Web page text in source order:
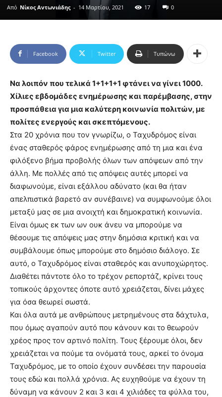
Από Νίκος Αντωνιάδης - 14 Μαρτίου, 2021 17 0
Facebook Twitter Τυπώνω
Να λοιπόν που τελικά 1+1+1+1 φτάνει να γίνει 1000.
Χίλιες εβδομάδες ενημέρωσης και παρέμβασης, στην
προσπάθεια για μια καλύτερη κοινωνία πολιτών, με
πολίτες ενεργούς και σκεπτόμενους.
Στα 20 χρόνια που τον γνωρίζω, ο Ταχυδρόμος είναι
ένας σταθερός φάρος ενημέρωσης από τη μια και ένα
φιλόξενο βήμα προβολής όλων των απόψεων από την
άλλη. Με πολλές από τις απόψεις αυτές μπορεί να
διαφωνούμε, είναι εξάλλου αδύνατο (και θα ήταν
απελπιστικά βαρετό αν συνέβαινε) να συμφωνούμε όλοι
μεταξύ μας σε μια ανοιχτή και δημοκρατική κοινωνία.
Είναι όμως εκ των ων ουκ άνευ να μπορούμε να
θέσουμε τις απόψεις μας στην δημόσια κριτική και να
συμβάλουμε όπως μπορούμε στο δημόσιο διάλογο. Σε
αυτό, ο Ταχυδρόμος είναι σταθερός και ανυποχώρητος.
Διαθέτει πάντοτε όλο το τρέχον ρεπορτάζ, κρίνει τους
τοπικούς άρχοντες όποτε αυτό χρειάζεται, δίνει μάχες
για όσα θεωρεί σωστά.
Και όλα αυτά με ανθρώπους μετρημένους στα δάχτυλα,
που όμως αγαπούν αυτό που κάνουν και το θεωρούν
χρέος προς τον αρτινό πολίτη. Τους ξέρουμε όλοι, δεν
χρειάζεται να πούμε τα ονόματά τους, αρκεί το όνομα
Ταχυδρόμος, με το οποίο έχουν συνδέσει την παρουσία
τους εδώ και πολλά χρόνια. Ας ευχηθούμε να έχουν τη
δύναμη να κάνουν 2 και 3 και 4 χιλιάδες τα φύλλα του,